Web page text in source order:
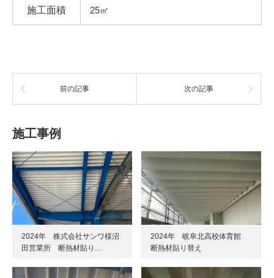
施工面積 25㎡
前の記事 次の記事
施工事例
2024年 株式会社サンワ様沼
田営業所 断熱材貼り…
2024年 岐阜北高校体育館
断熱材貼り替え